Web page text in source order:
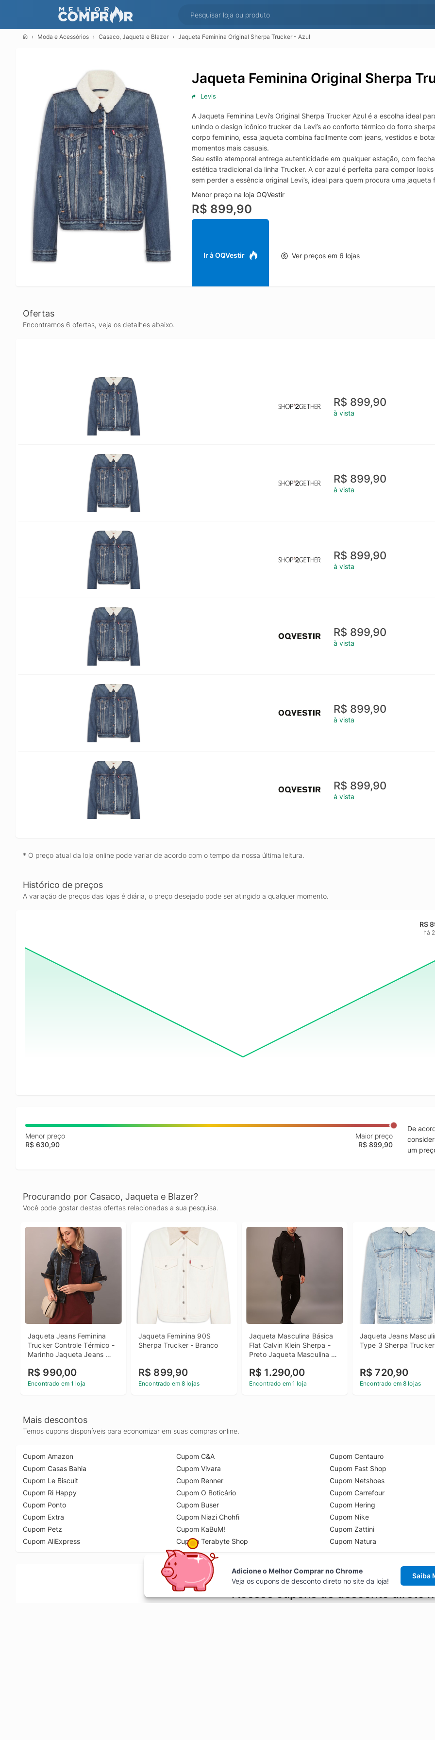
Moda e Acessórios Casaco, Jaqueta e Blazer Jaqueta Feminina Original Sherpa Trucker - Azul
Jaqueta Feminina Original Sherpa
Levis
A Jaqueta Feminina Levi’s Original Sherpa Trucker Azul é a escolha ideal
unindo o design icônico trucker da Levi’s ao conforto térmico do forro
corpo feminino, essa jaqueta combina facilmente com jeans, vestidos e
momentos mais casuais.
Seu estilo atemporal entrega autenticidade em qualquer estação, com
estética tradicional da linha Trucker. A cor azul é perfeita para compor
sem perder a essência original Levi’s, ideal para quem procura uma
Menor preço na loja OQVestir
R$ 899,90
Ir à OQVestir Ver preços em 6 lojas
Ofertas
Encontramos 6 ofertas, veja os detalhes abaixo.
R$ 899,90
à vista
R$ 899,90
à vista
R$ 899,90
à vista
R$ 899,90
à vista
R$ 899,90
à vista
R$ 899,90
à vista
* O preço atual da loja online pode variar de acordo com o tempo da nossa última leitura.
Histórico de preços
A variação de preços das lojas é diária, o preço desejado pode ser atingido a qualquer momento.
R$
há
Menor preço
R$ 630,90
Maior preço
R$ 899,90
De
um
Procurando por Casaco, Jaqueta e Blazer?
Você pode gostar destas ofertas relacionadas a sua pesquisa.
Jaqueta Jeans Feminina
Trucker Controle Térmico -
Marinho Jaqueta Jeans
Térmico Marinho Gg
R$ 990,00
Encontrado em 1 loja
Jaqueta Feminina 90S
Sherpa Trucker - Branco
R$ 899,90
Encontrado em 8 lojas
Jaqueta Masculina Básica
Flat Calvin Klein Sherpa -
Preto Jaqueta Masculina
Sherpa Preto m
R$ 1.290,00
Encontrado em 1 loja
Jaqueta Jeans
Type 3 Sherpa
R$ 720,90
Encontrado em 8 lojas
Mais descontos
Temos cupons disponíveis para economizar em suas compras online.
Cupom Amazon
Cupom Casas Bahia
Cupom Le Biscuit
Cupom Ri Happy
Cupom Ponto
Cupom Extra
Cupom Petz
Cupom AliExpress
Cupom C&A
Cupom Vivara
Cupom Renner
Cupom O Boticário
Cupom Buser
Cupom Niazi Chohfi
Cupom KaBuM!
Cupom Terabyte Shop
Cupom Centauro
Cupom Fast Shop
Cupom Netshoes
Cupom Carrefour
Cupom Hering
Cupom Nike
Cupom Zattini
Cupom Natura
Acesse cupons de desconto direto
Adicione o Melhor Comprar no Chrome
Veja os cupons de desconto direto no site da loja!
Saiba